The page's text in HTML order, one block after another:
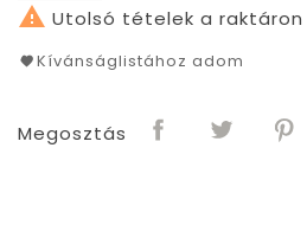
 Utolsó tételek a raktáron
Kívánságlistához adom
Megosztás